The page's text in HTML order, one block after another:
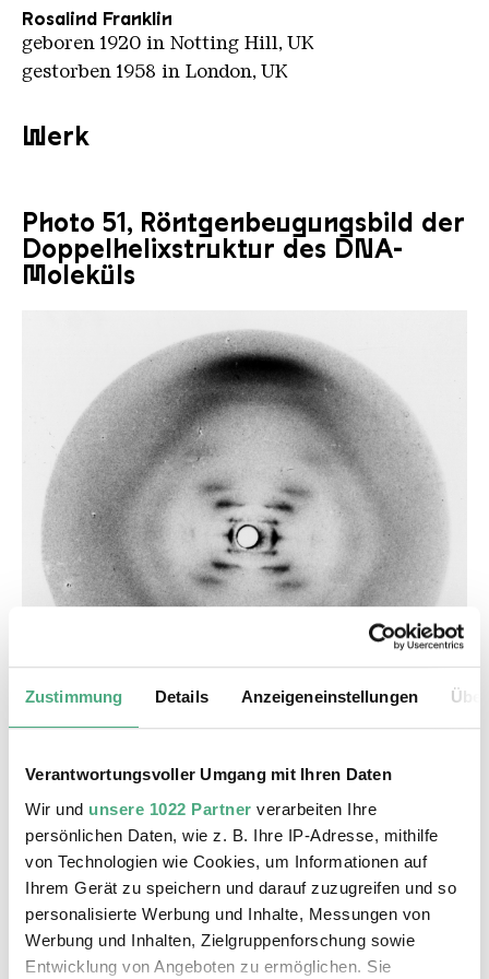
Zustimmung Details Anzeigeneinstellungen
Verantwortungsvoller Umgang mit Ihren Daten
Wir und unsere 1022 Partner verarbeiten Ihre
persönlichen Daten, wie z. B. Ihre IP-Adresse, mithilfe
von Technologien wie Cookies, um Informationen auf
Ihrem Gerät zu speichern und darauf zuzugreifen und so
personalisierte Werbung und Inhalte, Messungen von
Werbung und Inhalten, Zielgruppenforschung sowie
Entwicklung von Angeboten zu ermöglichen. Sie
Rosalind Franklin
geboren 1920 in Notting Hill, UK
gestorben 1958 in London, UK
Werk
Photo 51, Röntgenbeugungsbild der
Doppelhelixstruktur des DNA-
Moleküls
©
Anhand des Röntgenbeugungsbilds Foto 51
erkennt die Biochemikerin Rosalind Franklin
1953 die wesentlichen strukturellen
Eigenschaften der DNA, der molekularen
Bauanleitung des Lebens. Damit liefert sie die
direkte Vorlage für das Doppelhelix-Modell von